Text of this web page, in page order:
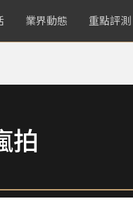
業界動態 重點評測
拍